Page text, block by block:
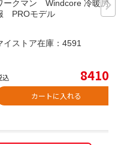
ークマン Windcore 冷暖房
PROモデル
イストア在庫： 4591
込 8410
カートに入れる